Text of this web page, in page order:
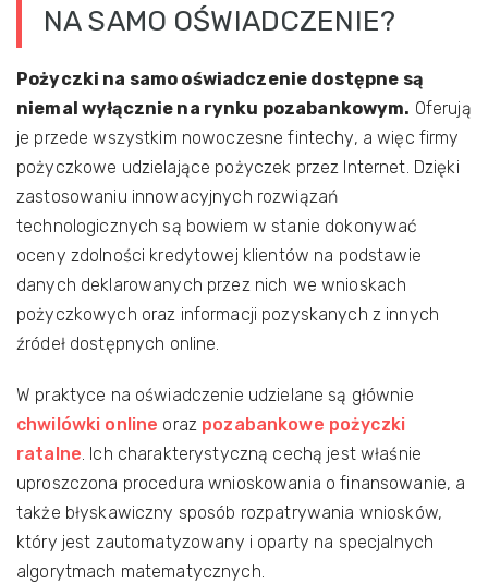
NA SAMO OŚWIADCZENIE?
Pożyczki na samo oświadczenie dostępne są
niemal wyłącznie na rynku pozabankowym. Oferują
je przede wszystkim nowoczesne fintechy, a więc firmy
pożyczkowe udzielające pożyczek przez Internet. Dzięki
zastosowaniu innowacyjnych rozwiązań
technologicznych są bowiem w stanie dokonywać
oceny zdolności kredytowej klientów na podstawie
danych deklarowanych przez nich we wnioskach
pożyczkowych oraz informacji pozyskanych z innych
źródeł dostępnych online.
W praktyce na oświadczenie udzielane są głównie
chwilówki online oraz pozabankowe pożyczki
ratalne. Ich charakterystyczną cechą jest właśnie
uproszczona procedura wnioskowania o finansowanie, a
także błyskawiczny sposób rozpatrywania wniosków,
który jest zautomatyzowany i oparty na specjalnych
algorytmach matematycznych.